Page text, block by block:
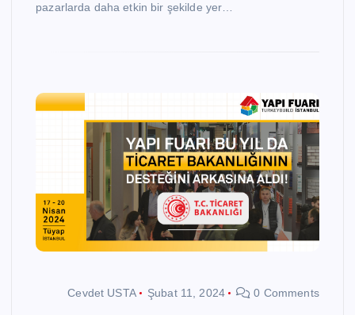
pazarlarda daha etkin bir şekilde yer…
Cevdet USTA Şubat 11, 2024 0 Comments